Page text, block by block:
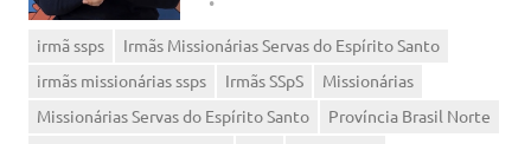
irmã ssps
Irmãs Missionárias Servas do Espírito Santo
irmãs missionárias ssps
Irmãs SSpS
Missionárias
Missionárias Servas do Espírito Santo
Província Brasil Norte